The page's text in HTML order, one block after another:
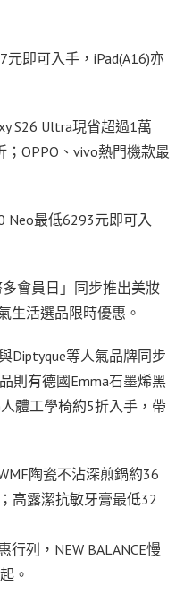
即可入手，iPad(A16)亦
S26 Ultra現省超過1萬
；OPPO、vivo熱門機款最
Neo最低6293元即可入
會員日」同步推出美妝
生活選品限時優惠。
Diptyque等人氣品牌同步
則有德國Emma石墨烯黑
體工學椅約5折入手，帶
陶瓷不沾深煎鍋約36
高露潔抗敏牙膏最低32
列，NEW BALANCE慢
。